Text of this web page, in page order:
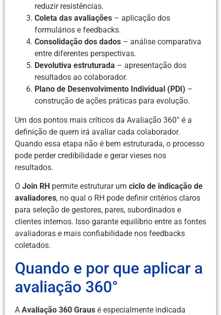
reduzir resistências.
Coleta das avaliações – aplicação dos
formulários e feedbacks.
Consolidação dos dados – análise comparativa
entre diferentes perspectivas.
Devolutiva estruturada – apresentação dos
resultados ao colaborador.
Plano de Desenvolvimento Individual (PDI) –
construção de ações práticas para evolução.
Um dos pontos mais críticos da Avaliação 360° é a
definição de quem irá avaliar cada colaborador.
Quando essa etapa não é bem estruturada, o processo
pode perder credibilidade e gerar vieses nos
resultados.
O Join RH permite estruturar um ciclo de indicação de
avaliadores, no qual o RH pode definir critérios claros
para seleção de gestores, pares, subordinados e
clientes internos. Isso garante equilíbrio entre as fontes
avaliadoras e mais confiabilidade nos feedbacks
coletados.
Quando e por que aplicar a
avaliação 360°
A Avaliação 360 Graus é especialmente indicada